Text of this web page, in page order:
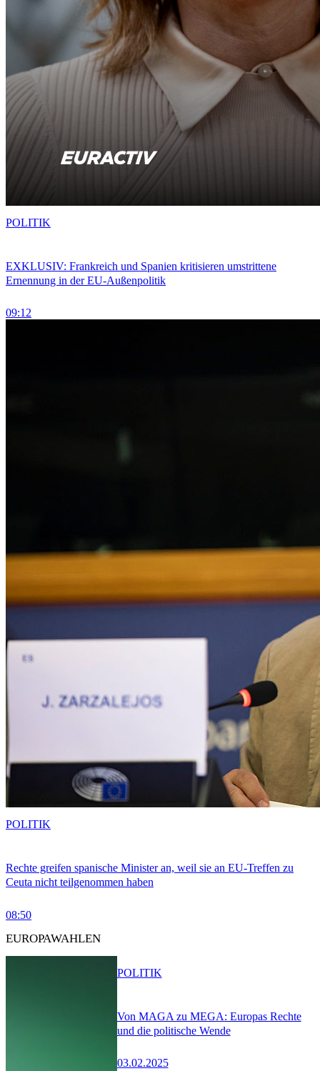
EXKLUSIV: Frankreich und Spanien kritisieren umstrittene
Ernennung in der EU-Außenpolitik
09:12
POLITIK
Rechte greifen spanische Minister an, weil sie an EU-Treffen zu
Ceuta nicht teilgenommen haben
08:50
POLITIK
EUROPAWAHLEN
Von MAGA zu MEGA: Europas Rechte
und die politische Wende
03.02.2025
POLITIK